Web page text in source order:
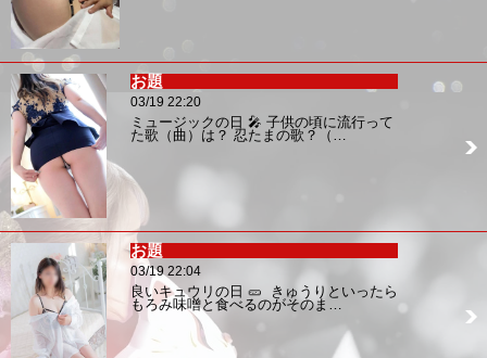
お題
03/19 22:20
ミュージックの日 🎤 子供の頃に流行って
た歌（曲）は？ 忍たまの歌？（…
お題
03/19 22:04
良いキュウリの日 🥒 きゅうりといったら
もろみ味噌と食べるのがそのま…